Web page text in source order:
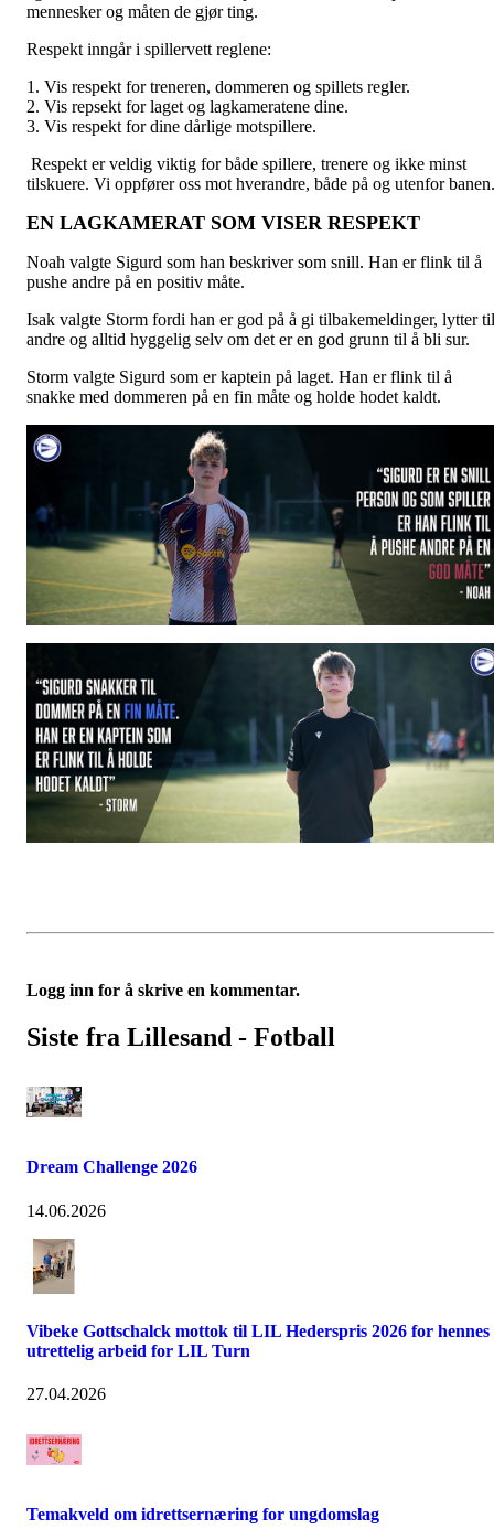
mennesker og måten de gjør ting.
Respekt inngår i spillervett reglene:
1. Vis respekt for treneren, dommeren og spillets regler.
2. Vis repsekt for laget og lagkameratene dine.
3. Vis respekt for dine dårlige motspillere.
Respekt er veldig viktig for både spillere, trenere og ikke minst
tilskuere. Vi oppfører oss mot hverandre, både på og utenfor
EN LAGKAMERAT SOM VISER RESPEKT
Noah valgte Sigurd som han beskriver som snill. Han er flink til å
pushe andre på en positiv måte.
Isak valgte Storm fordi han er god på å gi tilbakemeldinger, lytter til
andre og alltid hyggelig selv om det er en god grunn til å bli sur.
Storm valgte Sigurd som er kaptein på laget. Han er flink til å
snakke med dommeren på en fin måte og holde hodet kaldt.
Logg inn for å skrive en kommentar.
Siste fra Lillesand - Fotball
Dream Challenge 2026
14.06.2026
Vibeke Gottschalck mottok til LIL Hederspris 2026 for hennes
utrettelig arbeid for LIL Turn
27.04.2026
Temakveld om idrettsernæring for ungdomslag